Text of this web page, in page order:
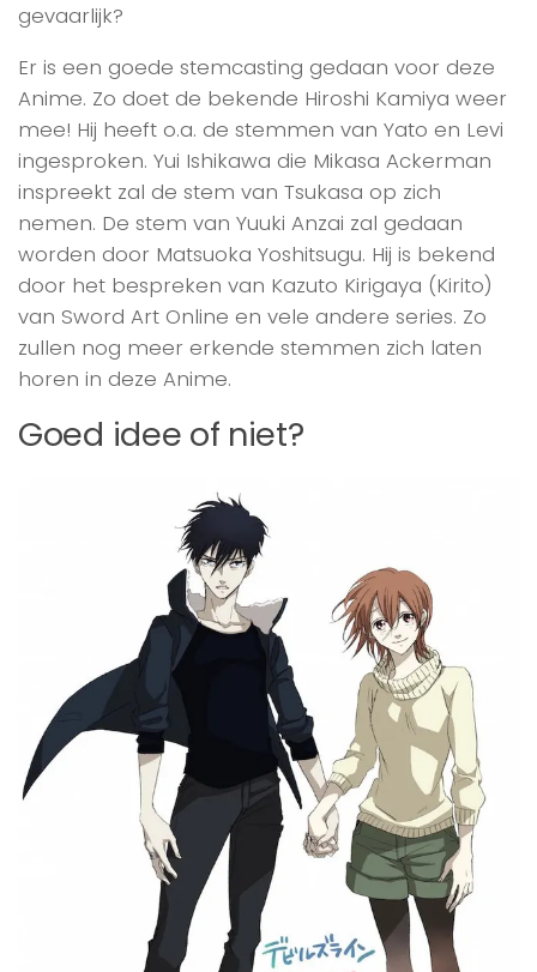
gevaarlijk?
Er is een goede stemcasting gedaan voor deze
Anime. Zo doet de bekende Hiroshi Kamiya weer
mee! Hij heeft o.a. de stemmen van Yato en Levi
ingesproken. Yui Ishikawa die Mikasa Ackerman
inspreekt zal de stem van Tsukasa op zich
nemen. De stem van Yuuki Anzai zal gedaan
worden door Matsuoka Yoshitsugu. Hij is bekend
door het bespreken van Kazuto Kirigaya (Kirito)
van Sword Art Online en vele andere series. Zo
zullen nog meer erkende stemmen zich laten
horen in deze Anime.
Goed idee of niet?